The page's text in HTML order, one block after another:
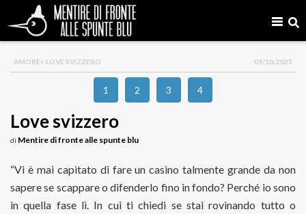
AMORE> LOVE SVIZZERO 09/10/2025
1 2 3 4
Love svizzero
di Mentire di fronte alle spunte blu
“Vi è mai capitato di fare un casino talmente grande da non
sapere se scappare o difenderlo fino in fondo? Perché io sono
in quella fase lì. In cui ti chiedi se stai rovinando tutto o